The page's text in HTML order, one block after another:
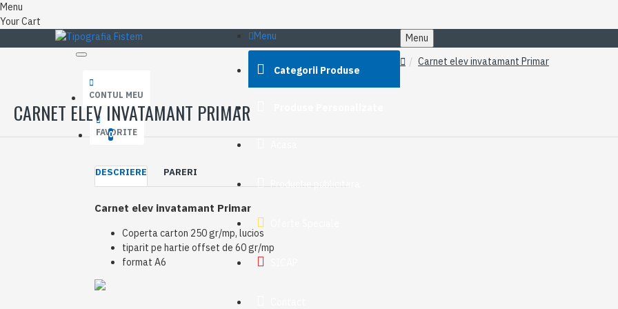
Menu
Your Cart
CONTUL MEU
FAVORITE
0
Menu
Categorii Produse
Productie publicitara
Menu
Carnet elev invatamant Primar
CARNET ELEV INVATAMANT PRIMAR
DESCRIERE PARERI
Carnet elev invatamant Primar
Coperta carton 250 gr/mp, lucios
tiparit pe hartie offset de 60 gr/mp
format A6